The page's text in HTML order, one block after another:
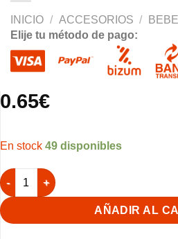
INICIO / ACCESORIOS /
Elije tu método de pago:
0.65€
49 disponibles
Bebedero Porto 210cc Transparente
AÑADIR AL